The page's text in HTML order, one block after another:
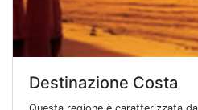
Destinazione Costa